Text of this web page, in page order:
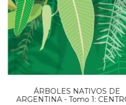
ÁRBOLES NATIVOS DE
ARGENTINA - Tomo 1: